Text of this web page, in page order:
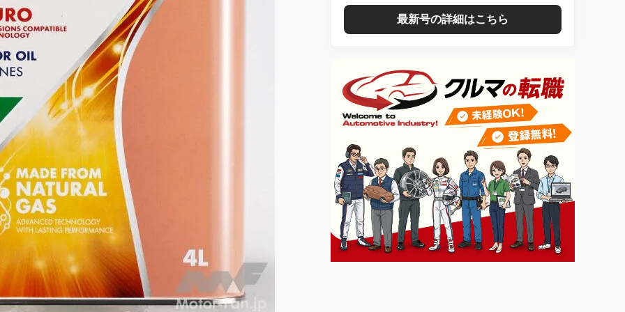
最新号の詳細はこちら